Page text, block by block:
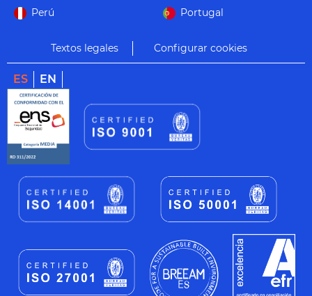
Perú Portugal
Textos legales Configurar cookies
ES EN